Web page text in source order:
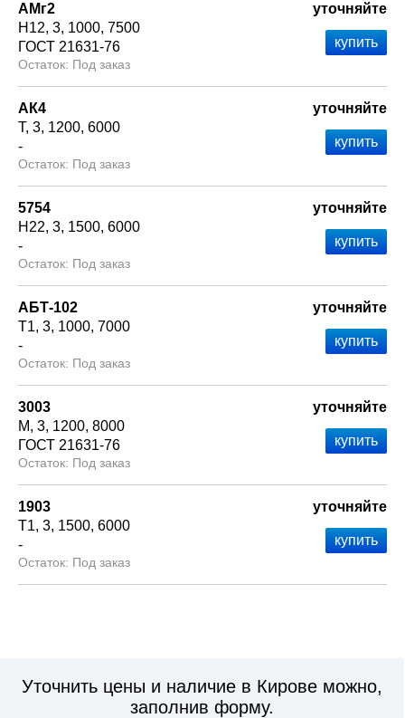
АМг2
Н12 3 1000 7500
ГОСТ 21631-76
Под заказ
уточняйте
АК4
Т 3 1200 6000
-
Под заказ
уточняйте
5754
Н22 3 1500 6000
-
Под заказ
уточняйте
АБТ-102
Т1 3 1000 7000
-
Под заказ
уточняйте
3003
М 3 1200 8000
ГОСТ 21631-76
Под заказ
уточняйте
1903
Т1 3 1500 6000
-
Под заказ
уточняйте
Уточнить цены и наличие в Кирове можно,
заполнив форму.